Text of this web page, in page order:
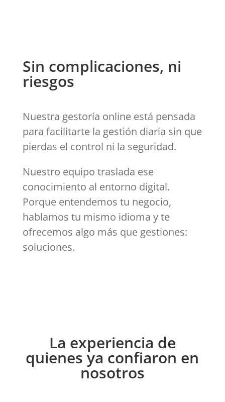
Sin complicaciones, ni
riesgos
Nuestra gestoría online está pensada
para facilitarte la gestión diaria sin que
pierdas el control ni la seguridad.
Nuestro equipo traslada ese
conocimiento al entorno digital.
Porque entendemos tu negocio,
hablamos tu mismo idioma y te
ofrecemos algo más que gestiones:
soluciones.
La experiencia de
quienes ya confiaron en
nosotros